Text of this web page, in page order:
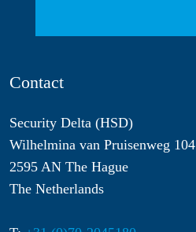
Contact
Security Delta (HSD)
Wilhelmina van Pruisenweg 104
2595 AN The Hague
The Netherlands